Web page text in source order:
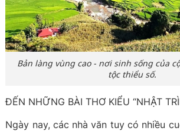
Bản làng vùng cao - nơi sinh sống của
tộc thiểu số.
ĐẾN NHỮNG BÀI THƠ KIỂU “NHẬT
Ngày nay, các nhà văn tuy có nhiều